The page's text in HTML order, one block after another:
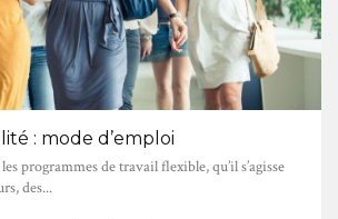
: mode d’emploi
programmes de travail flexible, qu’il s’agisse
des...